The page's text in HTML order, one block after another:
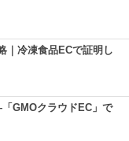
｜冷凍食品ECで証明し
GMOクラウドEC」で